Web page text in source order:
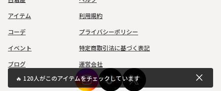
🔥 120人がこのアイテムをチェックしています close
アイテム
コーデ
イベント
ブログ
利用規約
プライバシーポリシー
特定商取引法に基づく表記
運営会社